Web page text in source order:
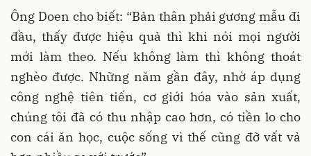
Ông Doen cho biết: “Bản thân phải gương mẫu đi
đầu, thấy được hiệu quả thì khi nói mọi người
mới làm theo. Nếu không làm thì không thoát
nghèo được. Những năm gần đây, nhờ áp dụng
công nghệ tiên tiến, cơ giới hóa vào sản xuất,
chúng tôi đã có thu nhập cao hơn, có tiền lo cho
con cái ăn học, cuộc sống vì thế cũng đỡ vất vả